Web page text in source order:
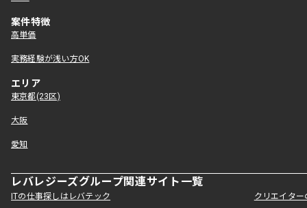
案件特徴
高単価
実務経験が浅い方OK
エリア
東京都(23区)
大阪
愛知
レバレジーズグループ関連サイト一覧
ITの仕事探しはレバテック クリエイタ